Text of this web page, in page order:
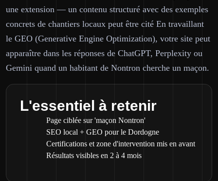
une extension — un contenu structuré avec des exemples
concrets de chantiers locaux peut être cité En travaillant
le GEO (Generative Engine Optimization), votre site peut
apparaître dans les réponses de ChatGPT, Perplexity ou
Gemini quand un habitant de Nontron cherche un maçon.
L'essentiel à retenir
Page ciblée sur 'maçon Nontron'
SEO local + GEO pour le Dordogne
Certifications et zone d'intervention mis en avant
Résultats visibles en 2 à 4 mois